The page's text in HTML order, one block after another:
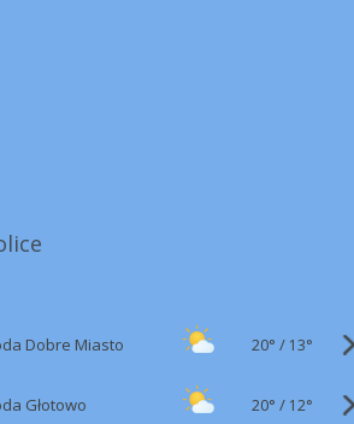
Dobre Miasto 20° / 13°
Głotowo 20° / 12°